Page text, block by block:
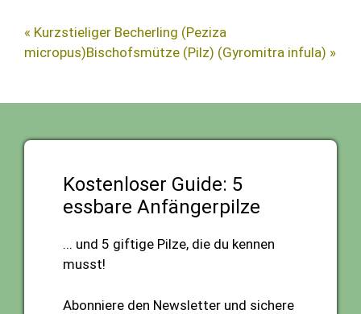
« Kurzstieliger Becherling (Peziza
micropus)Bischofsmütze (Pilz) (Gyromitra infula) »
Kostenloser Guide: 5
essbare Anfängerpilze
... und 5 giftige Pilze, die du kennen
musst!
Abonniere den Newsletter und sichere